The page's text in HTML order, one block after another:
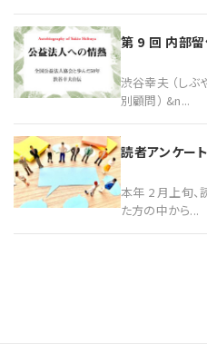
第 9 回 内部
渋谷幸夫 （し
別顧問） &n...
読者アンケー
本年 2 月上旬、
た方の中から...